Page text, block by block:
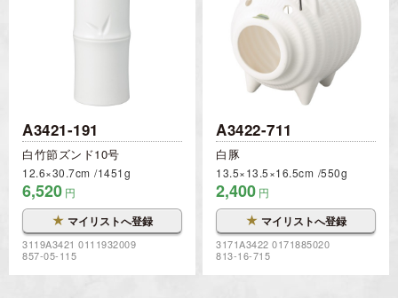
A3421-191
白竹節ズンド10号
12.6×30.7cm 1451g
6,520 円
★ マイリストへ登録
3119A3421 0111932009
857-05-115
A3422-711
白豚
13.5×13.5×16.5cm 550g
2,400 円
★ マイリストへ登録
3171A3422 0171885020
813-16-715